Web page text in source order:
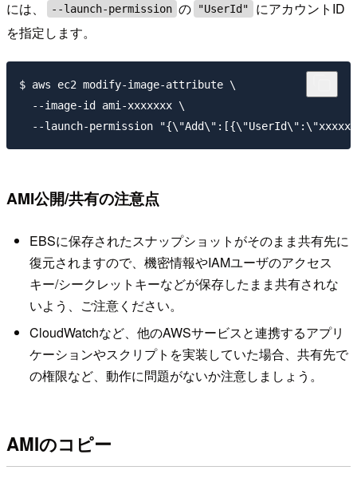
には、 --launch-permission の "UserId"
にアカウントID
を指定します。
$ aws ec2 modify-image-attribute \
  --image-id ami-xxxxxxx \
AMI公開/共有の注意点
EBSに保存されたスナップショットがそのまま共有先に
復元されますので、機密情報やIAMユーザのアクセス
キー/シークレットキーなどが保存したまま共有されな
いよう、ご注意ください。
CloudWatchなど、他のAWSサービスと連携するアプリ
ケーションやスクリプトを実装していた場合、共有先で
の権限など、動作に問題がないか注意しましょう。
AMIのコピー